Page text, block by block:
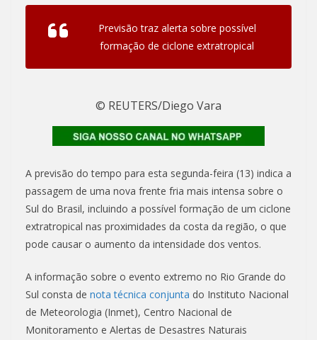
Previsão traz alerta sobre possível
formação de ciclone extratropical
© REUTERS/Diego Vara
A previsão do tempo para esta segunda-feira (13) indica a
passagem de uma nova frente fria mais intensa sobre o
Sul do Brasil, incluindo a possível formação de um ciclone
extratropical nas proximidades da costa da região, o que
pode causar o aumento da intensidade dos ventos.
A informação sobre o evento extremo no Rio Grande do
Sul consta de nota técnica conjunta do Instituto Nacional
de Meteorologia (Inmet), Centro Nacional de
Monitoramento e Alertas de Desastres Naturais